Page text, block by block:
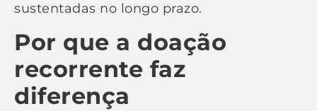
sustentadas no longo prazo.
Por que a doação
recorrente faz
diferença